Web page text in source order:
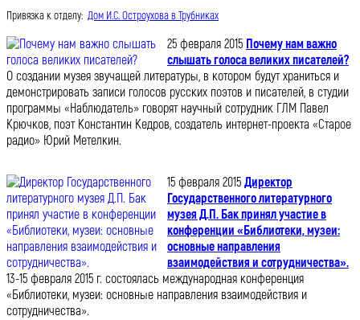
Привязка к отделу: Дом И.С. Остроухова в Трубниках
25 февраля 2015 Почему нам важно
слышать голоса великих писателей?
О создании музея звучащей литературы, в котором будут храниться и
демонстрировать записи голосов русских поэтов и писателей, в студии
программы «Наблюдатель» говорят научный сотрудник ГЛМ Павел
Крючков, поэт Константин Кедров, создатель интернет-проекта «Старое
радио» Юрий Метелкин.
15 февраля 2015 Директор
Государственного литературного
музея Д.П. Бак принял участие в
конференции «Библиотеки, музеи:
основные направления
взаимодействия и сотрудничества».
13-15 февраля 2015 г. состоялась международная конференция
«Библиотеки, музеи: основные направления взаимодействия и
сотрудничества».